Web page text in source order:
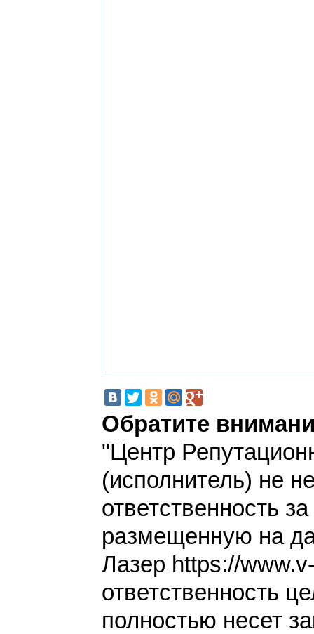
Обратите
"Центр
(исполнитель) не
ответственность
размещенную на
Лазер https://
ответственность
полностью несет